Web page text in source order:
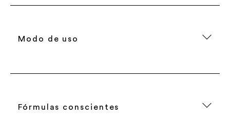
Modo de uso
Fórmulas conscientes